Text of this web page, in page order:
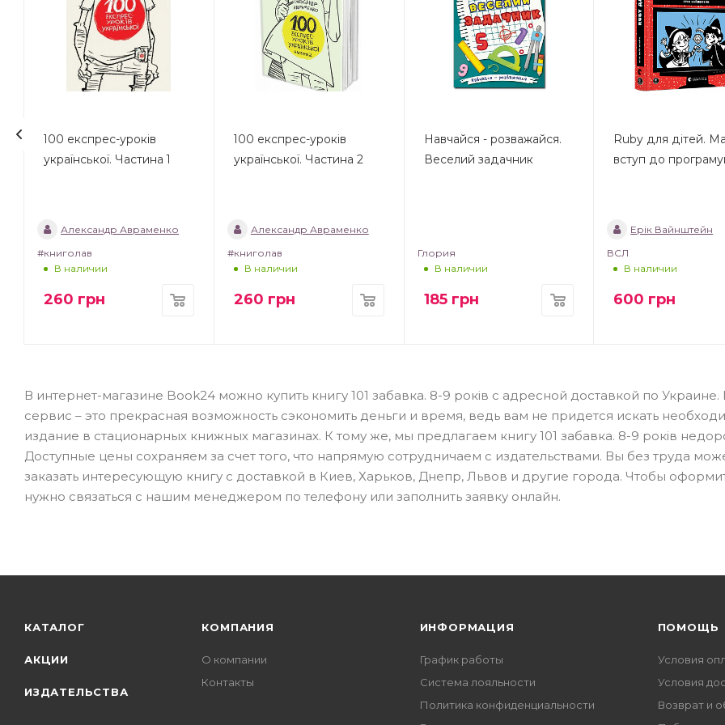
100 експрес-уроків
української. Частина 1
Александр Авраменко
#книголав
В наличии
260 грн
100 експрес-уроків
української. Частина 2
Александр Авраменко
#книголав
В наличии
260 грн
Навчайся - розважайся.
Веселий задачник
Глория
В наличии
185грн
Ruby для дітей.
вступ до
Ерік Вайнштейн
ВСЛ
В наличии
600 грн
В интернет-магазине Book24 можно купить книгу 101 забавка. 8-9 років с адресной доставкой по
сервис – это прекрасная возможность сэкономить деньги и время, ведь вам не придется искать
издание в стационарных книжных магазинах. К тому же, мы предлагаем книгу 101 забавка. 8-9 років
Доступные цены сохраняем за счет того, что напрямую сотрудничаем с издательствами. Вы без труда
заказать интересующую книгу с доставкой в Киев, Харьков, Днепр, Львов и другие города. Чтобы
нужно связаться с нашим менеджером по телефону или заполнить заявку онлайн.
КАТАЛОГ
АКЦИИ
ИЗДАТЕЛЬСТВА
КОМПАНИЯ
О компании
Контакты
ИНФОРМАЦИЯ
График работы
Система лояльности
Политика конфиденциальности
ПОМОЩЬ
Условия
Условия
Возврат и